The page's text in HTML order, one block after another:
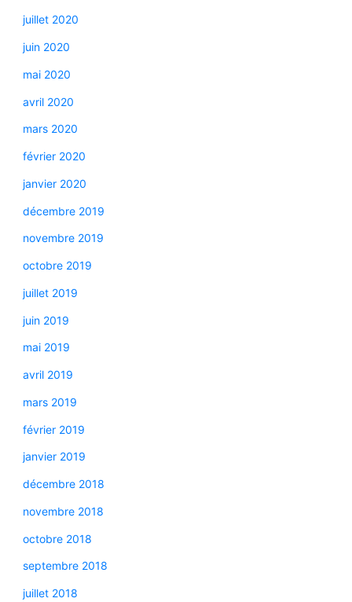
juillet 2020
juin 2020
mai 2020
avril 2020
mars 2020
février 2020
janvier 2020
décembre 2019
novembre 2019
octobre 2019
juillet 2019
juin 2019
mai 2019
avril 2019
mars 2019
février 2019
janvier 2019
décembre 2018
novembre 2018
octobre 2018
septembre 2018
juillet 2018